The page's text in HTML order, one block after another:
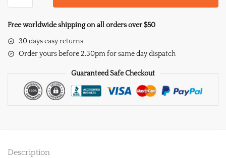
Papier
Doré
Stockage
Free worldwide shipping on all orders over $50
30 days easy returns
Order yours before 2.30pm for same day dispatch
Guaranteed Safe Checkout
Description